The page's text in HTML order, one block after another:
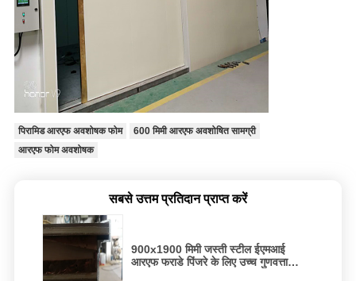
पिरामिड आरएफ अवशोषक फोम
600 मिमी आरएफ अवशोषित सामग्री
आरएफ फोम अवशोषक
सबसे उत्तम प्रतिदान प्राप्त करें
900x1900 मिमी जस्ती स्टील ईएमआई
आरएफ फराडे पिंजरे के लिए उच्च गुणवत्ता